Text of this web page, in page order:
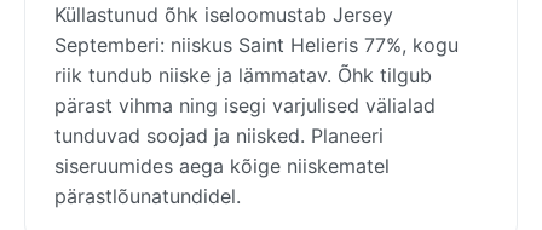
Küllastunud õhk iseloomustab Jersey
Septemberi: niiskus Saint Helieris 77%, kogu
riik tundub niiske ja lämmatav. Õhk tilgub
pärast vihma ning isegi varjulised välialad
tunduvad soojad ja niisked. Planeeri
siseruumides aega kõige niiskematel
pärastlõunatundidel.